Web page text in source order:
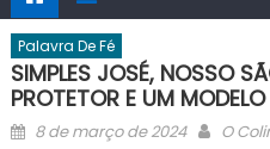
Palavra De Fé
SIMPLES JOSÉ, NOSSO
PROTETOR E UM
Posted
8 de março de 2024 Author
O